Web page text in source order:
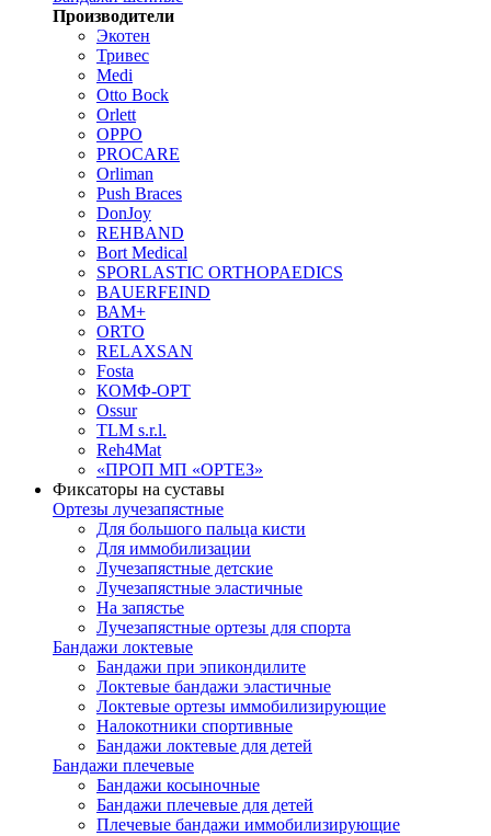
Производители
Экотен
Тривес
Medi
Otto Bock
Orlett
OPPO
PROCARE
Orliman
Push Braces
DonJoy
REHBAND
Bort Medical
SPORLASTIC ORTHOPAEDICS
BAUERFEIND
ВАМ+
ORTO
RELAXSAN
Fosta
КОМФ-ОРТ
Ossur
TLM s.r.l.
Reh4Mat
«ПРОП МП «ОРТЕЗ»
Фиксаторы на суставы
Ортезы лучезапястные
Для большого пальца кисти
Для иммобилизации
Лучезапястные детские
Лучезапястные эластичные
На запястье
Лучезапястные ортезы для спорта
Бандажи локтевые
Бандажи при эпикондилите
Локтевые бандажи эластичные
Локтевые ортезы иммобилизирующие
Налокотники спортивные
Бандажи локтевые для детей
Бандажи плечевые
Бандажи косыночные
Бандажи плечевые для детей
Плечевые бандажи иммобилизирующие